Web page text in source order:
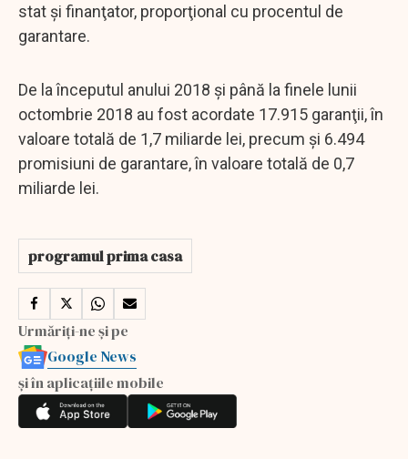
stat și finanţator, proporţional cu procentul de
garantare.
De la începutul anului 2018 şi până la finele lunii
octombrie 2018 au fost acordate 17.915 garanţii, în
valoare totală de 1,7 miliarde lei, precum și 6.494
promisiuni de garantare, în valoare totală de 0,7
miliarde lei.
programul prima casa
Urmăriți-ne și pe
Google News
și în aplicațiile mobile